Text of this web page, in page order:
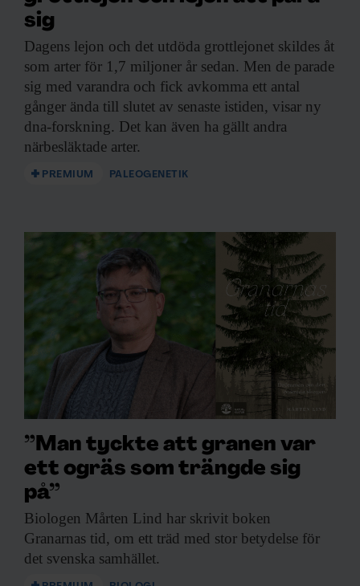
sig
Dagens lejon och det utdöda grottlejonet skildes åt
som arter för 1,7 miljoner år sedan. Men de parade
sig med varandra och fick avkomma ett antal
gånger ända till slutet av senaste istiden, visar ny
dna-forskning. Det kan även ha gällt andra
närbesläktade arter.
PREMIUM PALEOGENETIK
”Man tyckte att granen var
ett ogräs som trängde sig
på”
Biologen Mårten Lind har skrivit boken
Granarnas tid, om ett träd med stor betydelse för
det svenska samhället.